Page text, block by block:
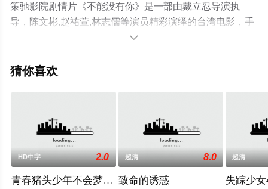
策驰影院剧情片《不能没有你》是一部由戴立忍导演执
导，陈文彬,赵祐萱,林志儒等演员精彩演绎的台湾电影，手
机免费观看高清无删减完整版电影大全就上策驰电影网，
了解。

猜你喜欢
HD中字 2.0
青春猪头少年不会梦到红书包女孩
超清 8.0
致命的诱惑
超清
失踪少女